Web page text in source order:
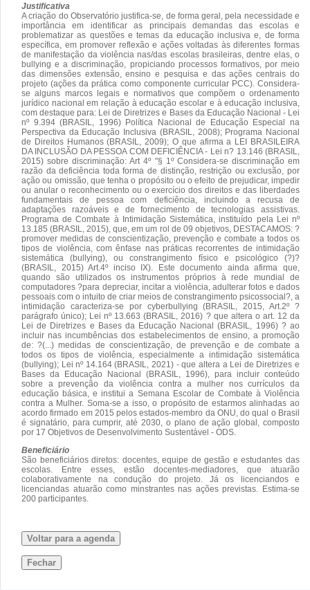
Justificativa
A criação do Observatório justifica-se, de forma geral, pela necessidade e
importância em identificar as principais demandas das escolas e
problematizar as questões e temas da educação inclusiva e, de forma
específica, em promover reflexão e ações voltadas às diferentes formas
de manifestação da violência nas/das escolas brasileiras, dentre elas, o
bullying e a discriminação, propiciando processos formativos, por meio
das dimensões extensão, ensino e pesquisa e das ações centrais do
projeto (ações da prática como componente curricular PCC). Considera-
se alguns marcos legais e normativos que compõem o ordenamento
jurídico nacional em relação à educação escolar e à educação inclusiva,
com destaque para: Lei de Diretrizes e Bases da Educação Nacional - Lei
nº 9.394 (BRASIL, 1996) Política Nacional de Educação Especial na
Perspectiva da Educação Inclusiva (BRASIL, 2008); Programa Nacional
de Direitos Humanos (BRASIL, 2009); O que afirma a LEI BRASILEIRA
DA INCLUSÃO DA PESSOA COM DEFICIÊNCIA - Lei n? 13.146 (BRASIL,
2015) sobre discriminação: Art 4º "§ 1º Considera-se discriminação em
razão da deficiência toda forma de distinção, restrição ou exclusão, por
ação ou omissão, que tenha o propósito ou o efeito de prejudicar, impedir
ou anular o reconhecimento ou o exercício dos direitos e das liberdades
fundamentais de pessoa com deficiência, incluindo a recusa de
adaptações razoáveis e de fornecimento de tecnologias assistivas.
Programa de Combate à Intimidação Sistemática, instituído pela Lei nº
13.185 (BRASIL, 2015), que, em um rol de 09 objetivos, DESTACAMOS: ?
promover medidas de conscientização, prevenção e combate a todos os
tipos de violência, com ênfase nas práticas recorrentes de intimidação
sistemática (bullying), ou constrangimento físico e psicológico (?)?
(BRASIL, 2015) Art.4º inciso IX). Este documento ainda afirma que,
quando são utilizados os instrumentos próprios à rede mundial de
computadores ?para depreciar, incitar a violência, adulterar fotos e dados
pessoais com o intuito de criar meios de constrangimento psicossocial?, a
intimidação caracteriza-se por cyberbullying (BRASIL, 2015, Art.2º ?
parágrafo único); Lei nº 13.663 (BRASIL, 2016) ? que altera o art. 12 da
Lei de Diretrizes e Bases da Educação Nacional (BRASIL, 1996) ? ao
incluir nas incumbências dos estabelecimentos de ensino, a promoção
de: ?(...) medidas de conscientização, de prevenção e de combate a
todos os tipos de violência, especialmente a intimidação sistemática
(bullying); Lei nº 14.164 (BRASIL, 2021) - que altera a Lei de Diretrizes e
Bases da Educação Nacional (BRASIL, 1996), para incluir conteúdo
sobre a prevenção da violência contra a mulher nos currículos da
educação básica, e institui a Semana Escolar de Combate à Violência
contra a Mulher. Soma-se a isso, o propósito de estarmos alinhadas ao
acordo firmado em 2015 pelos estados-membro da ONU, do qual o Brasil
é signatário, para cumprir, até 2030, o plano de ação global, composto
por 17 Objetivos de Desenvolvimento Sustentável - ODS.
Beneficiário
São beneficiários diretos: docentes, equipe de gestão e estudantes das
escolas. Entre esses, estão docentes-mediadores, que atuarão
colaborativamente na condução do projeto. Já os licenciandos e
licenciandas atuarão como minstrantes nas ações previstas. Estima-se
200 participantes.
Voltar para a agenda
Fechar